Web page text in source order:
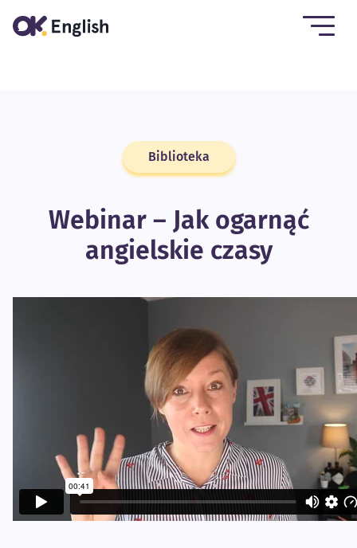
Biblioteka
Webinar – Jak ogarnąć
angielskie czasy